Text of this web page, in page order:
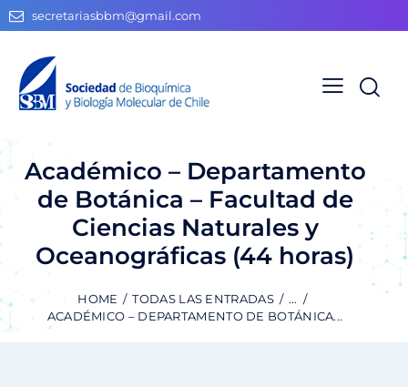
secretariasbbm@gmail.com
Académico – Departamento
de Botánica – Facultad de
Ciencias Naturales y
Oceanográficas (44 horas)
HOME TODAS LAS ENTRADAS
...
ACADÉMICO – DEPARTAMENTO DE BOTÁNICA...